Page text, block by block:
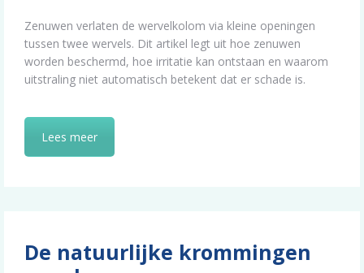
Zenuwen verlaten de wervelkolom via kleine openingen
tussen twee wervels. Dit artikel legt uit hoe zenuwen
worden beschermd, hoe irritatie kan ontstaan en waarom
uitstraling niet automatisch betekent dat er schade is.
Lees meer
De natuurlijke krommingen